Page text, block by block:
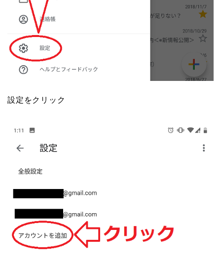
設定をクリック